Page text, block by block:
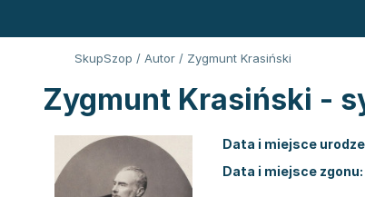
SkupSzop / Autor / Zygmunt Krasiński
Zygmunt Krasiński -
Data i miejsce
Data i miejsce zgonu: